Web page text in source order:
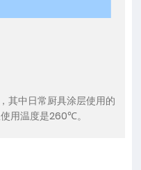
其中日常厨具涂层使用的
用温度是260℃。